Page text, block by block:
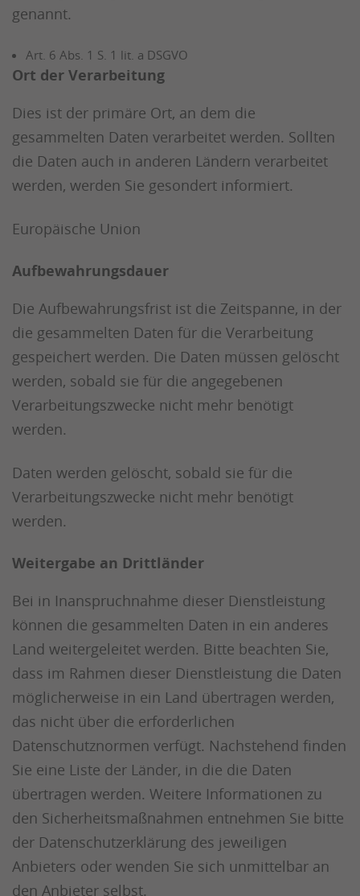
genannt.
Art. 6 Abs. 1 S. 1 lit. a DSGVO
Ort der Verarbeitung
Dies ist der primäre Ort, an dem die
gesammelten Daten verarbeitet werden. Sollten
die Daten auch in anderen Ländern verarbeitet
werden, werden Sie gesondert informiert.
Europäische Union
Aufbewahrungsdauer
Die Aufbewahrungsfrist ist die Zeitspanne, in der
die gesammelten Daten für die Verarbeitung
gespeichert werden. Die Daten müssen gelöscht
werden, sobald sie für die angegebenen
Verarbeitungszwecke nicht mehr benötigt
werden.
Daten werden gelöscht, sobald sie für die
Verarbeitungszwecke nicht mehr benötigt
werden.
Weitergabe an Drittländer
Bei in Inanspruchnahme dieser Dienstleistung
können die gesammelten Daten in ein anderes
Land weitergeleitet werden. Bitte beachten Sie,
dass im Rahmen dieser Dienstleistung die Daten
möglicherweise in ein Land übertragen werden,
das nicht über die erforderlichen
Datenschutznormen verfügt. Nachstehend finden
Sie eine Liste der Länder, in die die Daten
übertragen werden. Weitere Informationen zu
den Sicherheitsmaßnahmen entnehmen Sie bitte
der Datenschutzerklärung des jeweiligen
Anbieters oder wenden Sie sich unmittelbar an
den Anbieter selbst.